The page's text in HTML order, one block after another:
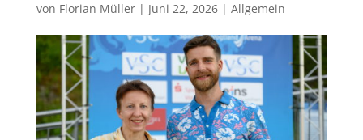
von Florian Müller| Juni 22, 2026| Allgemein